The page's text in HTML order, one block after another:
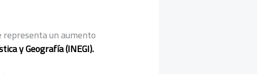
representa un aumento
y Geografía (INEGI).